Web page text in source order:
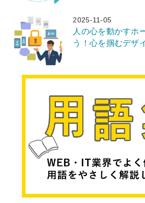
2025-11-05
人の心を動かすホ
う！心を掴むデザ